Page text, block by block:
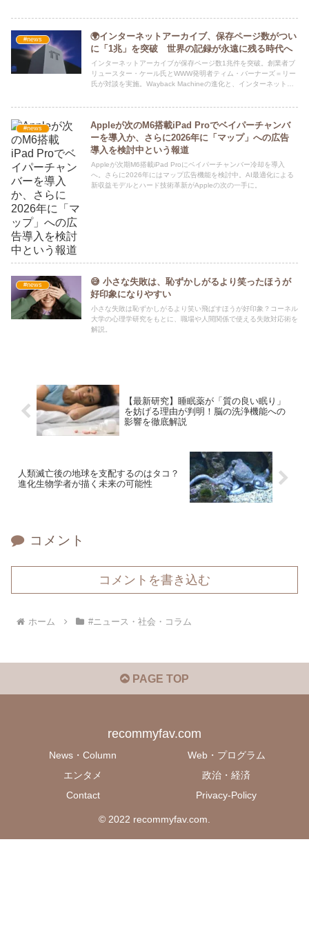
#news
🌍インターネットアーカイブ、保存ページ数がつい
に「1兆」を突破 世界の記録が永遠に残る時代へ
インターネットアーカイブが保存ページ数1兆件を突破。創業者ブ
リュースター・ケール氏とWWW発明者ティム・バーナーズ＝リー
氏が対談を実施。Wayback Machineの進化と、インターネットの
#news
Appleが次のM6搭載iPad Proでベイパーチャンバ
ーを導入か、さらに2026年に「マップ」への広告
導入を検討中という報道
Appleが次期M6搭載iPad Proにベイパーチャンバー冷却を導入
へ。さらに2026年にはマップ広告機能を検討中。AI最適化による
新収益モデルとハード技術革新がAppleの次の一手に。
#news
😅 小さな失敗は、恥ずかしがるより笑ったほうが
好印象になりやすい
小さな失敗は恥ずかしがるより笑い飛ばすほうが好印象？コーネル
大学の心理学研究をもとに、職場や人間関係で使える失敗対応術を
解説。
【最新研究】睡眠薬が「質の良い眠り」
を妨げる理由が判明！脳の洗浄機能への
影響を徹底解説
人類滅亡後の地球を支配するのはタコ？
進化生物学者が描く未来の可能性
コメント
コメントを書き込む
ホーム #ニュース・社会・コラム
PAGE TOP
recommyfav.com
News・Column
Web・プログラム
エンタメ
政治・経済
Contact
Privacy-Policy
© 2022 recommyfav.com.